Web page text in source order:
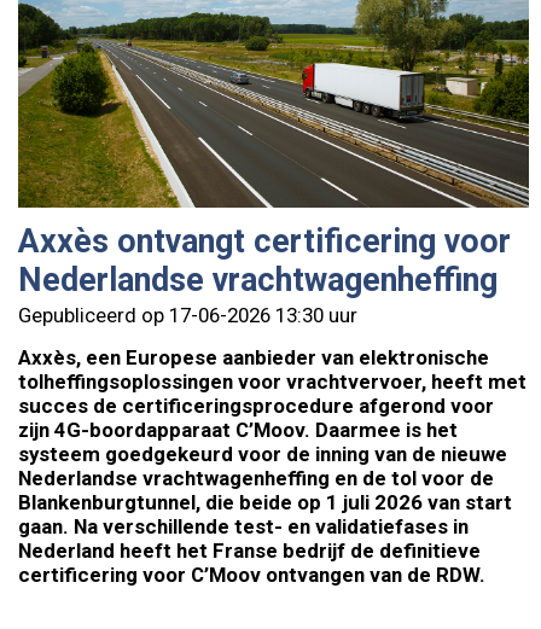
Axxès ontvangt certificering voor
Nederlandse vrachtwagenheffing
Gepubliceerd op 17-06-2026 13:30 uur
Axxès, een Europese aanbieder van elektronische
tolheffingsoplossingen voor vrachtvervoer, heeft met
succes de certificeringsprocedure afgerond voor
zijn 4G-boordapparaat C’Moov. Daarmee is het
systeem goedgekeurd voor de inning van de nieuwe
Nederlandse vrachtwagenheffing en de tol voor de
Blankenburgtunnel, die beide op 1 juli 2026 van start
gaan. Na verschillende test- en validatiefases in
Nederland heeft het Franse bedrijf de definitieve
certificering voor C’Moov ontvangen van de RDW.